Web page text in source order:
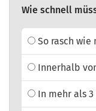
Wie schnell
So rasch wie
Innerhalb
In mehr als